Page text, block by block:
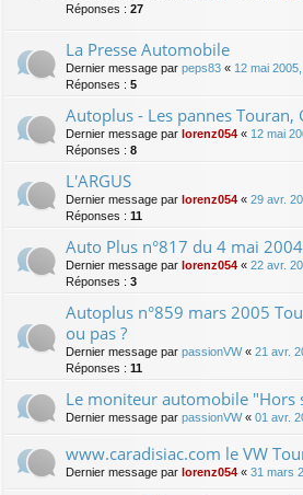
Réponses : 27
La Presse Automobile
Dernier message par peps83 « 12 mai 2005,
Réponses : 5
Autoplus - Les pannes Touran,
Dernier message par lorenz054 « 12 mai
Réponses : 8
L'ARGUS
Dernier message par lorenz054 « 29 avr.
Réponses : 11
Auto Plus n°817 du 4 mai
Dernier message par lorenz054 « 22 avr.
Réponses : 3
Autoplus n°859 mars 2005
ou pas ?
Dernier message par passionVW« 21 avr.
Réponses : 11
Le moniteur automobile "Hors
Dernier message par passionVW« 01 avr.
www.caradisiac.com le VW
Dernier message par lorenz054 « 31 mars